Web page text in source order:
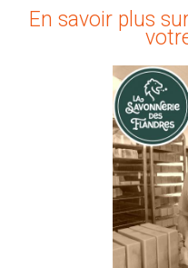
En savoir plus